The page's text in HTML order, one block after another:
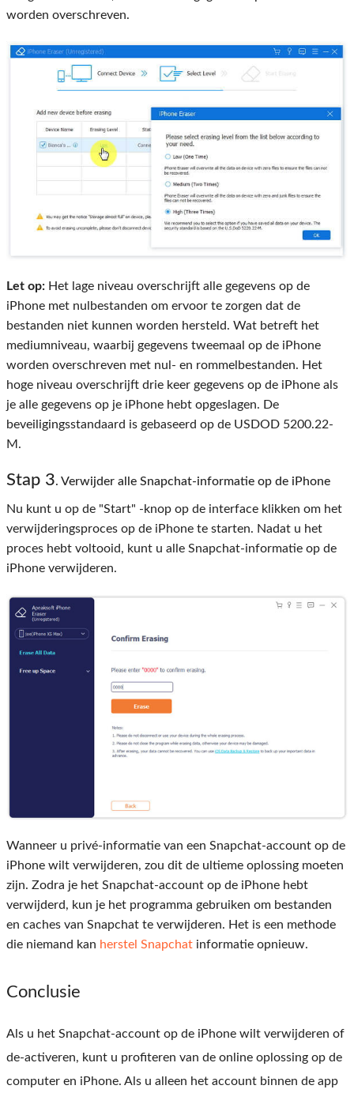
worden overschreven.
Let op: Het lage niveau overschrijft alle gegevens op de
iPhone met nulbestanden om ervoor te zorgen dat de
bestanden niet kunnen worden hersteld. Wat betreft het
mediumniveau, waarbij gegevens tweemaal op de iPhone
worden overschreven met nul- en rommelbestanden. Het
hoge niveau overschrijft drie keer gegevens op de iPhone als
je alle gegevens op je iPhone hebt opgeslagen. De
beveiligingsstandaard is gebaseerd op de USDOD 5200.22-
M.
Stap 3. Verwijder alle Snapchat-informatie op de iPhone
Nu kunt u op de "Start" -knop op de interface klikken om het
verwijderingsproces op de iPhone te starten. Nadat u het
proces hebt voltooid, kunt u alle Snapchat-informatie op de
iPhone verwijderen.
Wanneer u privé-informatie van een Snapchat-account op de
iPhone wilt verwijderen, zou dit de ultieme oplossing moeten
zijn. Zodra je het Snapchat-account op de iPhone hebt
verwijderd, kun je het programma gebruiken om bestanden
en caches van Snapchat te verwijderen. Het is een methode
die niemand kan herstel Snapchat informatie opnieuw.
Conclusie
Als u het Snapchat-account op de iPhone wilt verwijderen of
de-activeren, kunt u profiteren van de online oplossing op de
computer en iPhone. Als u alleen het account binnen de app